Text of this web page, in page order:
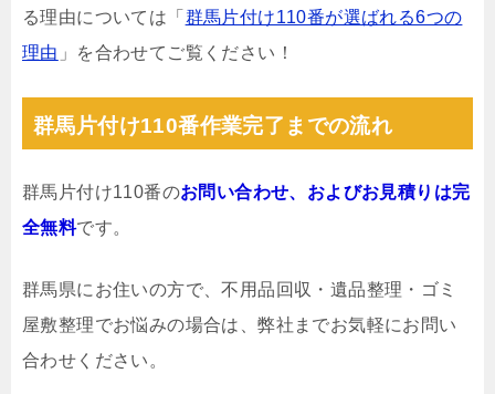
る理由については「 群馬片付け110番が選ばれる6つの
理由 」を合わせてご覧ください！
群馬片付け110番作業完了までの流れ
群馬片付け110番のお問い合わせ、およびお見積りは完
全無料です。
群馬県にお住いの方で、不用品回収・遺品整理・ゴミ
屋敷整理でお悩みの場合は、弊社までお気軽にお問い
合わせください。